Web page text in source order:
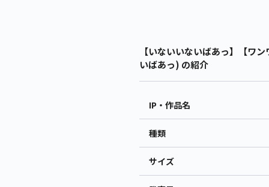
【いないいないばあっ】【
いばあっ) の紹介
IP・作品名
種類
サイズ